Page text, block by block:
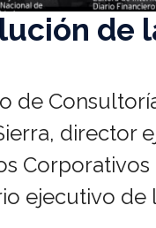
de
de
director
ejecutivo de